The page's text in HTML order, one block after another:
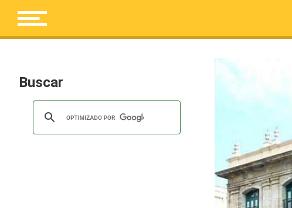
Buscar